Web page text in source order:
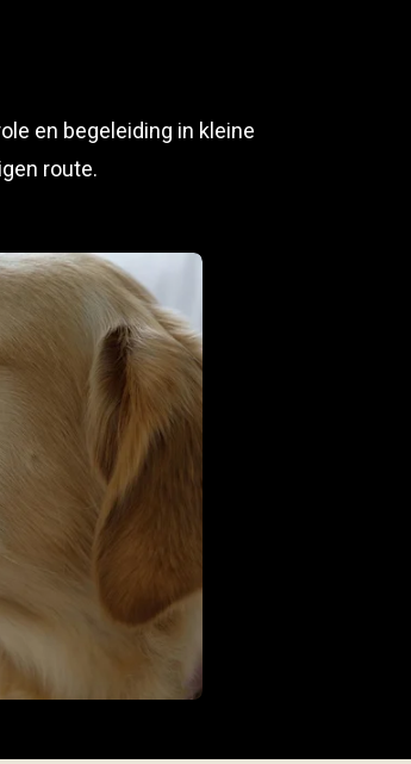
en begeleiding in kleine
route.